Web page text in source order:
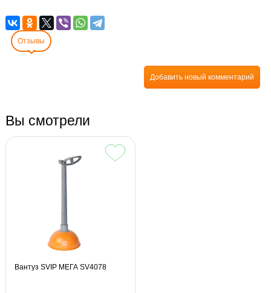
Отзывы
Добавить новый комментарий
Вы смотрели
Вантуз SVIP МЕГА SV4078